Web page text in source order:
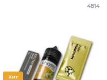
4814
Хит